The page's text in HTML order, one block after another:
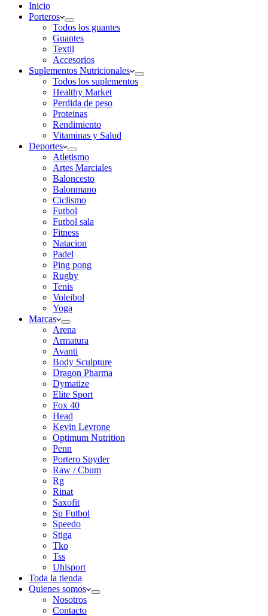
Inicio
Porteros
Todos los guantes
Guantes
Textil
Accesorios
Suplementos Nutricionales
Todos los suplementos
Healthy Market
Perdida de peso
Proteinas
Rendimiento
Vitaminas y Salud
Deportes
Atletismo
Artes Marciales
Baloncesto
Balonmano
Ciclismo
Futbol
Futbol sala
Fitness
Natacion
Padel
Ping pong
Rugby
Tenis
Voleibol
Yoga
Marcas
Arena
Armatura
Avanti
Body Sculpture
Dragon Pharma
Dymatize
Elite Sport
Fox 40
Head
Kevin Levrone
Optimum Nutrition
Penn
Portero Spyder
Raw / Cbum
Rg
Rinat
Saxofit
Sp Futbol
Speedo
Stiga
Tko
Tss
Uhlsport
Toda la tienda
Quienes somos
Nosotros
Contacto